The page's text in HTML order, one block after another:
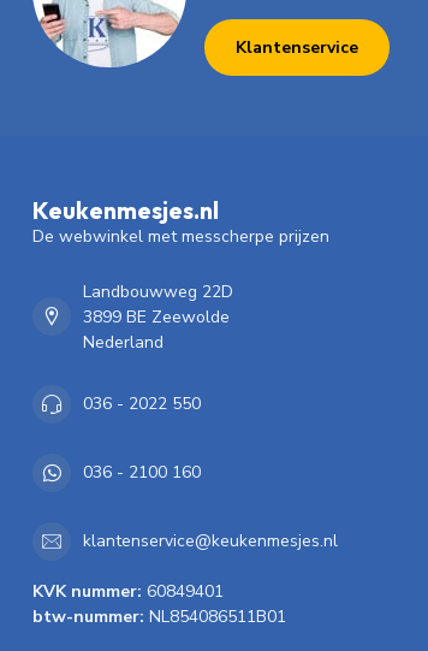
Klantenservice
Keukenmesjes.nl
De webwinkel met messcherpe prijzen
Landbouwweg 22D
3899 BE Zeewolde
Nederland
036 - 2022 550
036 - 2100 160
klantenservice@keukenmesjes.nl
KVK nummer: 60849401
btw-nummer: NL854086511B01